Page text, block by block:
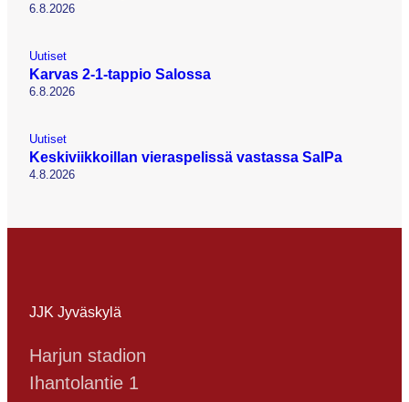
6.8.2026
Uutiset
Karvas 2-1-tappio Salossa
6.8.2026
Uutiset
Keskiviikkoillan vieraspelissä vastassa SalPa
4.8.2026
JJK Jyväskylä
Harjun stadion
Ihantolantie 1